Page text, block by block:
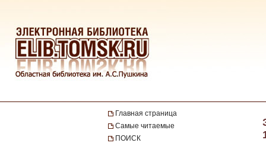
Главная страница
Самые читаемые
ПОИСК